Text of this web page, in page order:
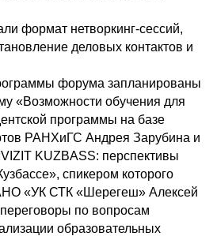
формат нетворкинг-сессий,
деловых контактов и
форума запланированы
«Возможности обучения для
программы на базе
РАНХиГС Андрея Зарубина и
KUZBASS: перспективы
спикером которого
«УК СТК «Шерегеш» Алексей
по вопросам
образовательных